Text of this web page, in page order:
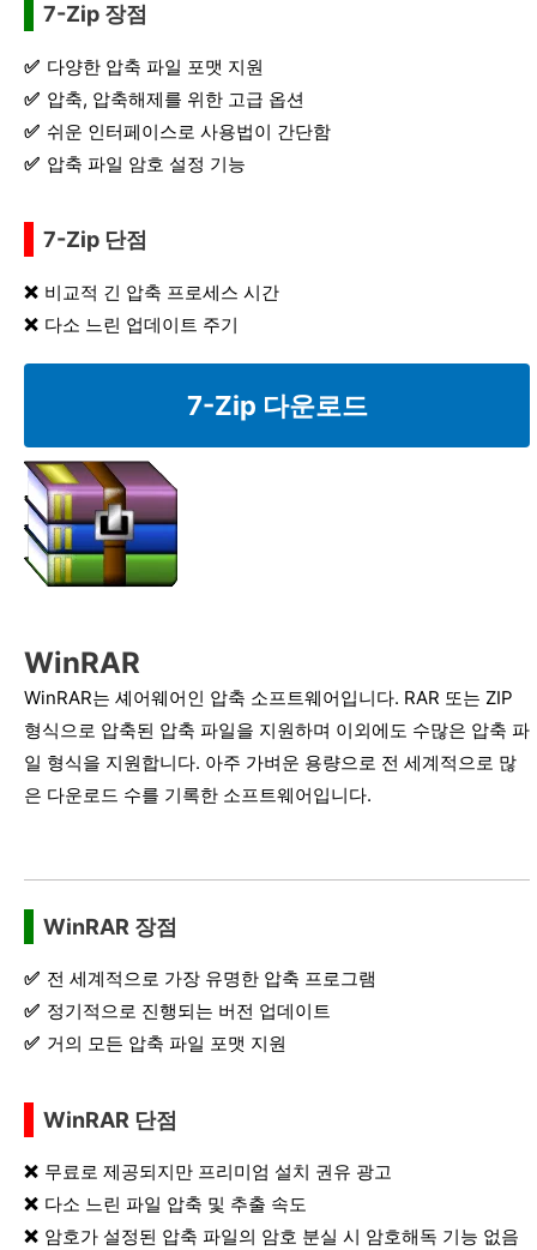
7-Zip 장점
다양한 압축 파일 포맷 지원
압축, 압축해제를 위한 고급 옵션
쉬운 인터페이스로 사용법이 간단함
압축 파일 암호 설정 기능
7-Zip 단점
비교적 긴 압축 프로세스 시간
다소 느린 업데이트 주기
7-Zip 다운로드
WinRAR
WinRAR는 셰어웨어인 압축 소프트웨어입니다. RAR 또는 ZIP
형식으로 압축된 압축 파일을 지원하며 이외에도 수많은 압축 파
일 형식을 지원합니다. 아주 가벼운 용량으로 전 세계적으로 많
은 다운로드 수를 기록한 소프트웨어입니다.
WinRAR 장점
전 세계적으로 가장 유명한 압축 프로그램
정기적으로 진행되는 버전 업데이트
거의 모든 압축 파일 포맷 지원
WinRAR 단점
무료로 제공되지만 프리미엄 설치 권유 광고
다소 느린 파일 압축 및 추출 속도
암호가 설정된 압축 파일의 암호 분실 시 암호해독 기능 없음